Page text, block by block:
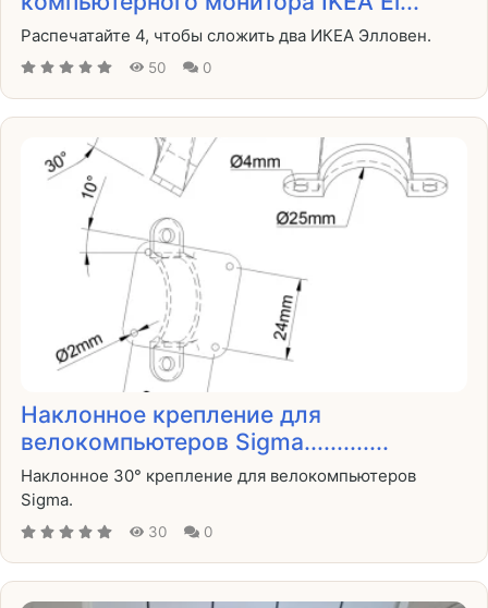
Распечатайте 4, чтобы сложить два ИКЕА Элловен.
50 0
Наклонное крепление для
велокомпьютеров Sigma.............
Наклонное 30° крепление для велокомпьютеров
Sigma.
30 0